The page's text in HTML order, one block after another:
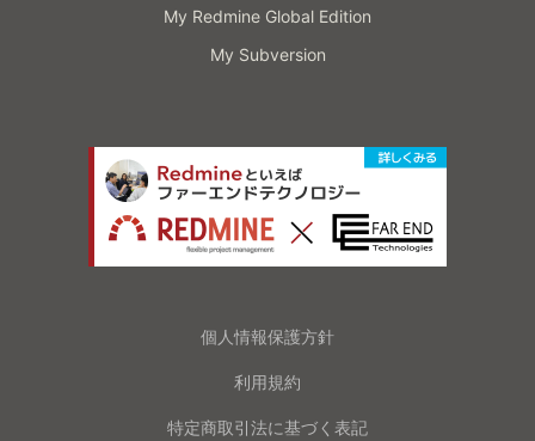
My Redmine Global Edition
My Subversion
個人情報保護方針
利用規約
特定商取引法に基づく表記